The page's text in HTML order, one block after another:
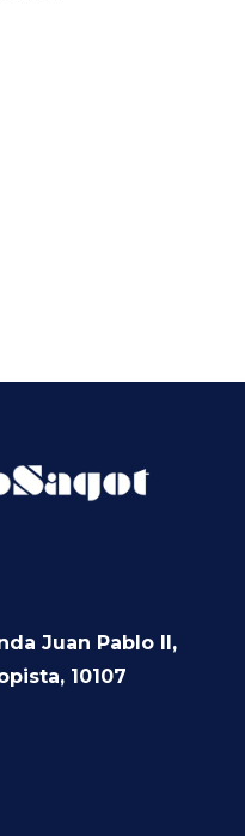
Juan Pablo II,
10107